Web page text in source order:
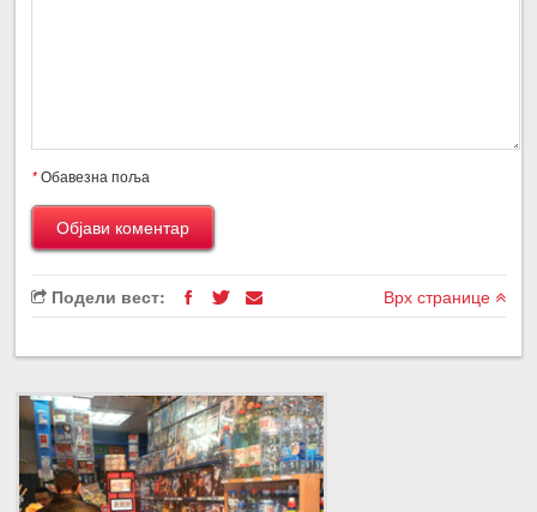
*Обавезна поља
Подели вест: Врх странице